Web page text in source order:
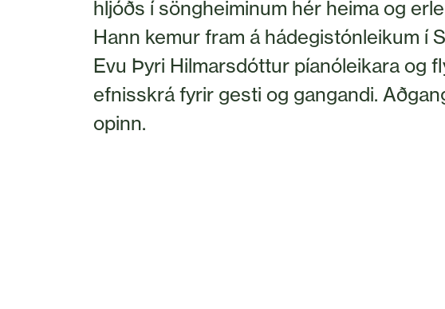
hljóðs í söngheiminum hér heima og
Hann kemur fram á hádegistónleikum í
Evu Þyri Hilmarsdóttur píanóleikara og
efnisskrá fyrir gesti og gangandi.
opinn.